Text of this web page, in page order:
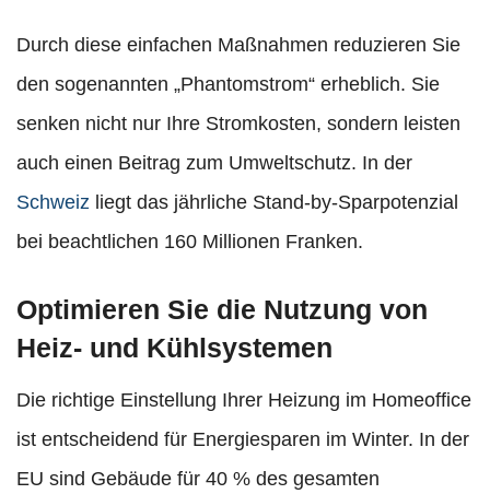
Durch diese einfachen Maßnahmen reduzieren Sie
den sogenannten „Phantomstrom“ erheblich. Sie
senken nicht nur Ihre Stromkosten, sondern leisten
auch einen Beitrag zum Umweltschutz. In der
Schweiz liegt das jährliche Stand-by-Sparpotenzial
bei beachtlichen 160 Millionen Franken.
Optimieren Sie die Nutzung von
Heiz- und Kühlsystemen
Die richtige Einstellung Ihrer Heizung im Homeoffice
ist entscheidend für Energiesparen im Winter. In der
EU sind Gebäude für 40 % des gesamten